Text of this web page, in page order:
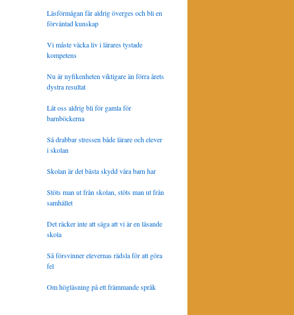
Läsförmågan får aldrig överges och bli en
förväntad kunskap
Vi måste väcka liv i lärares tystade
kompetens
Nu är nyfikenheten viktigare än förra årets
dystra resultat
Låt oss aldrig bli för gamla för
barnböckerna
Så drabbar stressen både lärare och elever
i skolan
Skolan är det bästa skydd våra barn har
Stöts man ut från skolan, stöts man ut från
samhället
Det räcker inte att säga att vi är en läsande
skola
Så försvinner elevernas rädsla för att göra
fel
Om högläsning på ett främmande språk